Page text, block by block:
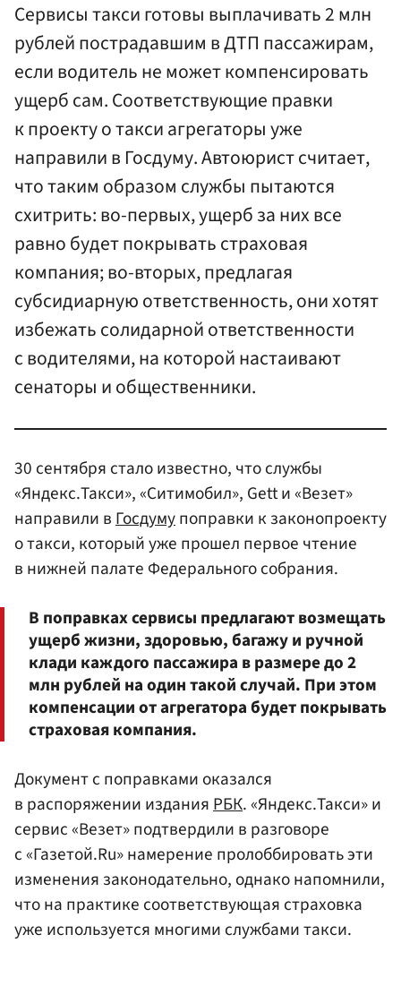
Сервисы такси готовы выплачивать 2 млн
рублей пострадавшим в ДТП пассажирам,
если водитель не может компенсировать
ущерб сам. Соответствующие правки
к проекту о такси агрегаторы уже
направили в Госдуму. Автоюрист считает,
что таким образом службы пытаются
схитрить: во-первых, ущерб за них все
равно будет покрывать страховая
компания; во-вторых, предлагая
субсидиарную ответственность, они хотят
избежать солидарной ответственности
с водителями, на которой настаивают
сенаторы и общественники.
30 сентября стало известно, что службы
«Яндекс.Такси», «Ситимобил», Gett и «Везет»
направили вГосдумупоправки к законопроекту
о такси, который уже прошел первое чтение
в нижней палате Федерального собрания.
В поправках сервисы предлагают возмещать
ущерб жизни, здоровью, багажу и ручной
клади каждого пассажира в размере до 2
млн рублей на один такой случай. При этом
компенсации от агрегатора будет покрывать
страховая компания.
Документ с поправками оказался
в распоряжении изданияРБК. «Яндекс.Такси» и
сервис «Везет» подтвердили в разговоре
с «Газетой.Ru» намерение пролоббировать эти
изменения законодательно, однако напомнили,
что на практике соответствующая страховка
уже используется многими службами такси.